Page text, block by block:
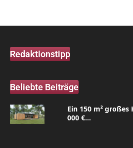
Redaktionstipp
Beliebte Beiträge
Ein 150 m²
000 €...